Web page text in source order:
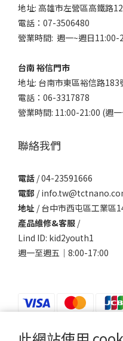
地址: 高雄市左營區高鐵路
電話：07-3506480
營業時間: 週一~週日11:00-
台南 裕信門市
地址: 台南市東區裕信路183
電話：06-3317878
營業時間: 11:00-21:00 (週
聯絡我們
電話 / 04-23591666
電郵 /
地址 / 台中市西屯區工業區
產品維修&客服 /
Lind ID: kid2youth1
週一至週五｜8:00-17:00